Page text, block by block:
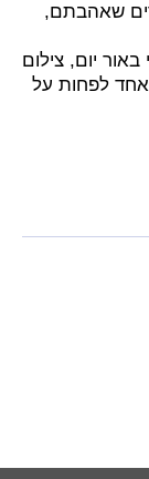
של ציורים שאהבתם,
יום, צילום
אחד לפחות על